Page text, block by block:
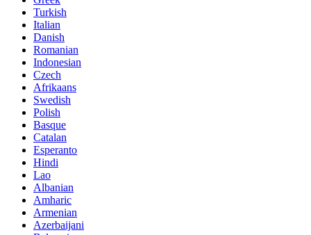
Turkish
Italian
Danish
Romanian
Indonesian
Czech
Afrikaans
Swedish
Polish
Basque
Catalan
Esperanto
Hindi
Lao
Albanian
Amharic
Armenian
Azerbaijani